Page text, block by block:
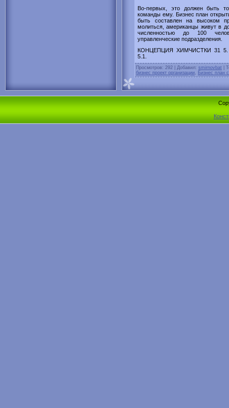
Во-первых, это должен быть
команды ему. Бизнес план
быть составлен на высоком
молиться, американцы живут в
численностью до 100
управленческие подразделения.
КОНЦЕПЦИЯ ХИМЧИСТКИ 31 5.
5.1.
Просмотров: 292 | Добавил: smirnovbat
бизнес проект организации
Бизнес план